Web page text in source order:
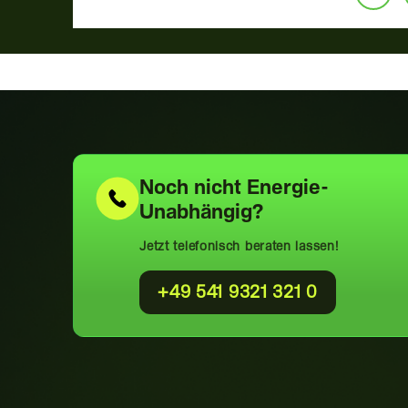
Noch nicht Energie-
Unabhängig?
Jetzt telefonisch beraten lassen!
+49 541 9321 321 0